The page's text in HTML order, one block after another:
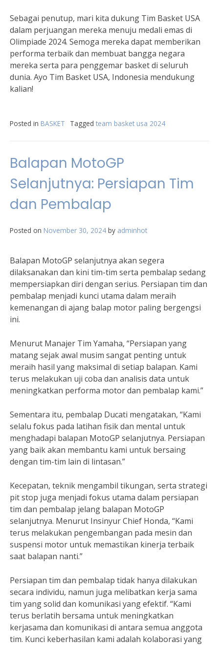
Sebagai penutup, mari kita dukung Tim Basket USA
dalam perjuangan mereka menuju medali emas di
Olimpiade 2024. Semoga mereka dapat memberikan
performa terbaik dan membuat bangga negara
mereka serta para penggemar basket di seluruh
dunia. Ayo Tim Basket USA, Indonesia mendukung
kalian!
Posted in BASKET Tagged team basket usa 2024
Balapan MotoGP
Selanjutnya: Persiapan Tim
dan Pembalap
Posted on November 30, 2024 by adminhot
Balapan MotoGP selanjutnya akan segera
dilaksanakan dan kini tim-tim serta pembalap sedang
mempersiapkan diri dengan serius. Persiapan tim dan
pembalap menjadi kunci utama dalam meraih
kemenangan di ajang balap motor paling bergengsi
ini.
Menurut Manajer Tim Yamaha, “Persiapan yang
matang sejak awal musim sangat penting untuk
meraih hasil yang maksimal di setiap balapan. Kami
terus melakukan uji coba dan analisis data untuk
meningkatkan performa motor dan pembalap kami.”
Sementara itu, pembalap Ducati mengatakan, “Kami
selalu fokus pada latihan fisik dan mental untuk
menghadapi balapan MotoGP selanjutnya. Persiapan
yang baik akan membantu kami untuk bersaing
dengan tim-tim lain di lintasan.”
Kecepatan, teknik mengambil tikungan, serta strategi
pit stop juga menjadi fokus utama dalam persiapan
tim dan pembalap jelang balapan MotoGP
selanjutnya. Menurut Insinyur Chief Honda, “Kami
terus melakukan pengembangan pada mesin dan
suspensi motor untuk memastikan kinerja terbaik
saat balapan nanti.”
Persiapan tim dan pembalap tidak hanya dilakukan
secara individu, namun juga melibatkan kerja sama
tim yang solid dan komunikasi yang efektif. “Kami
terus berlatih bersama untuk meningkatkan
kerjasama dan komunikasi di antara semua anggota
tim. Kunci keberhasilan kami adalah kolaborasi yang